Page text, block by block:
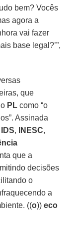
bem? Vocês
agora a
vai fazer
base legal?’”,
que
PL como “o
Assinada
IDS, INESC,
que a
decisões
o
a
((o))eco